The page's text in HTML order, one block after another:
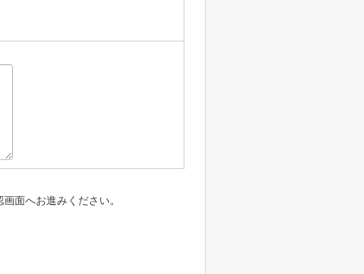
面へお進みください。